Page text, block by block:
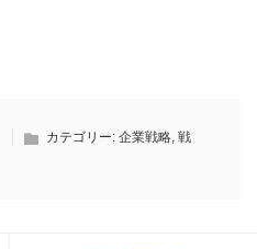
カテゴリー: 企業戦略, 戦